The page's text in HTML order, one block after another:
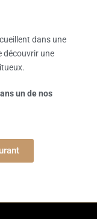
dans une
découvrir une
un de nos